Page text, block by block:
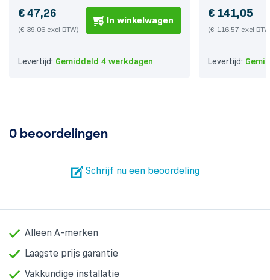
€47,26
(€ 39,06 excl BTW)
In winkelwagen
Levertijd: Gemiddeld 4 werkdagen
€ 141,05
(€ 116,57 excl
Levertijd:
0 beoordelingen
Schrijf nu een beoordeling
Alleen A-merken
Laagste prijs garantie
Vakkundige installatie